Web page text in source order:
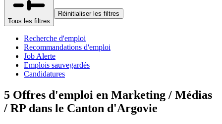
Tous les filtres
Réinitialiser les filtres
Recherche d'emploi
Recommandations d'emploi
Job Alerte
Emplois sauvegardés
Candidatures
5 Offres d'emploi en Marketing / Médias
/ RP dans le Canton d'Argovie